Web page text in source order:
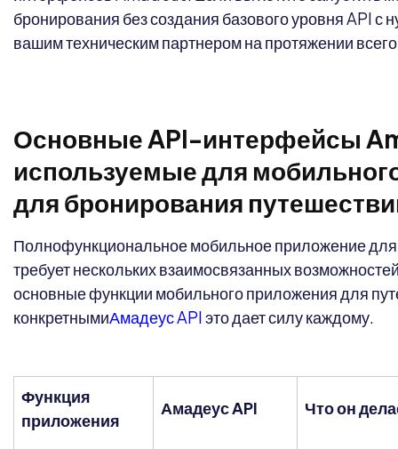
бронирования без создания базового уровня API с
вашим техническим партнером на протяжении
Основные API-интерфейсы
используемые для
для бронирования
Полнофункциональное мобильное приложение
требует нескольких взаимосвязанных
основные функции мобильного приложения для
конкретнымиАмадеус APIэто дает силу каждому.
Функция
приложения
Амадеус API Что он